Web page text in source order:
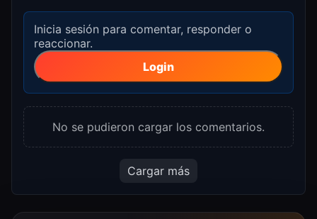
Inicia sesión para comentar, responder o
reaccionar.
Login
No se pudieron cargar los comentarios.
Cargar más